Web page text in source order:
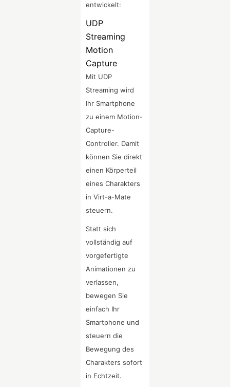
entwickelt:
UDP
Streaming
Motion
Capture
Mit UDP
Streaming wird
Ihr Smartphone
zu einem Motion-
Capture-
Controller. Damit
können Sie direkt
einen Körperteil
eines Charakters
in Virt-a-Mate
steuern.
Statt sich
vollständig auf
vorgefertigte
Animationen zu
verlassen,
bewegen Sie
einfach Ihr
Smartphone und
steuern die
Bewegung des
Charakters sofort
in Echtzeit.